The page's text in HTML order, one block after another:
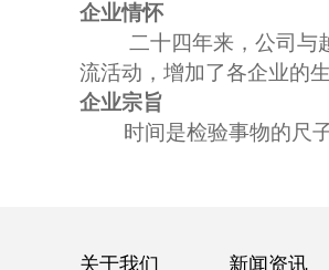
企业情怀
二十四年来，公司与越
流活动，增加了各企业的
企业宗旨
时间是检验事物的尺子
关于我们 新闻资讯